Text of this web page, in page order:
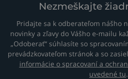
Nezmeškajte
Pridajte sa k odberateľom nášho
novinky a zľavy do Vášho e-mailu
„Odoberať“ súhlasíte so
prevádzkovateľom stránok a so
informácie o spracovaní a
uvedené tu.